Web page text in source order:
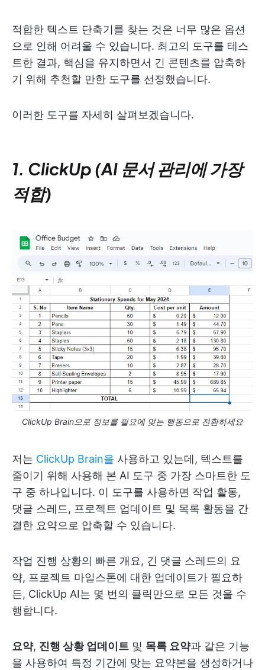
적합한 텍스트 단축기를 찾는 것은 너무 많은 옵션
으로 인해 어려울 수 있습니다. 최고의 도구를 테스
트한 결과, 핵심을 유지하면서 긴 콘텐츠를 압축하
기 위해 추천할 만한 도구를 선정했습니다.
이러한 도구를 자세히 살펴보겠습니다.
1. ClickUp (AI 문서 관리에 가장
적합)
ClickUp Brain으로 정보를 필요에 맞는 행동으로 전환하세요
저는 ClickUp Brain을 사용하고 있는데, 텍스트를
줄이기 위해 사용해 본 AI 도구 중 가장 스마트한 도
구 중 하나입니다. 이 도구를 사용하면 작업 활동,
댓글 스레드, 프로젝트 업데이트 및 목록 활동을 간
결한 요약으로 압축할 수 있습니다.
작업 진행 상황의 빠른 개요, 긴 댓글 스레드의 요
약, 프로젝트 마일스톤에 대한 업데이트가 필요하
든, ClickUp AI는 몇 번의 클릭만으로 모든 것을 수
행합니다.
요약, 진행 상황 업데이트 및 목록 요약과 같은 기능
을 사용하여 특정 기간에 맞는 요약본을 생성하거나